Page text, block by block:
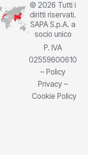
© 2026 Tutti i
diritti riservati.
SAPA S.p.A. a
socio unico
P. IVA
02559600610
–Policy
Privacy –
Cookie Policy